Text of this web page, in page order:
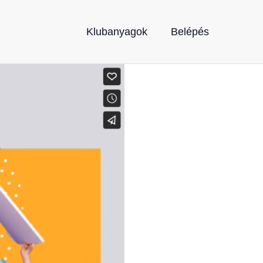
Klubanyagok Belépés